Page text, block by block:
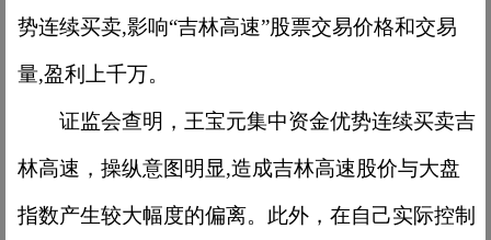
势连续买卖,影响“吉林高速”股票交易价格和交易
量,盈利上千万。
证监会查明，王宝元集中资金优势连续买卖吉
林高速，操纵意图明显,造成吉林高速股价与大盘
指数产生较大幅度的偏离。此外，在自己实际控制